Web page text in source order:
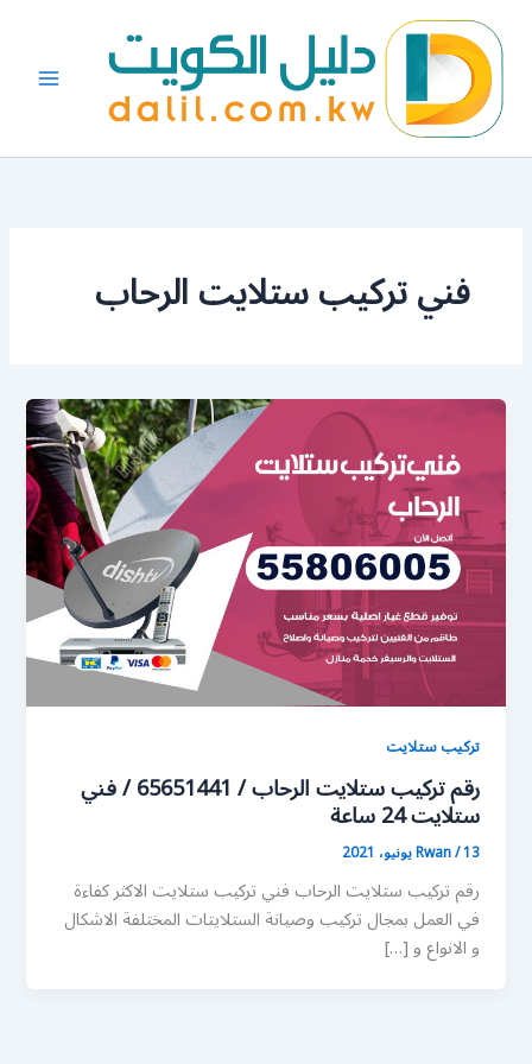
المحتوى
فني تركيب ستلايت الرحاب
تركيب ستلايت
رقم تركيب ستلايت الرحاب / 65651441 / فني
ستلايت 24 ساعة
Rwan/13 يونيو، 2021
رقم تركيب ستلايت الرحاب فني تركيب ستلايت الاكثر كفاءة
في العمل بمجال تركيب وصيانة الستلايتات المختلفة الاشكال
و الانواع و […]